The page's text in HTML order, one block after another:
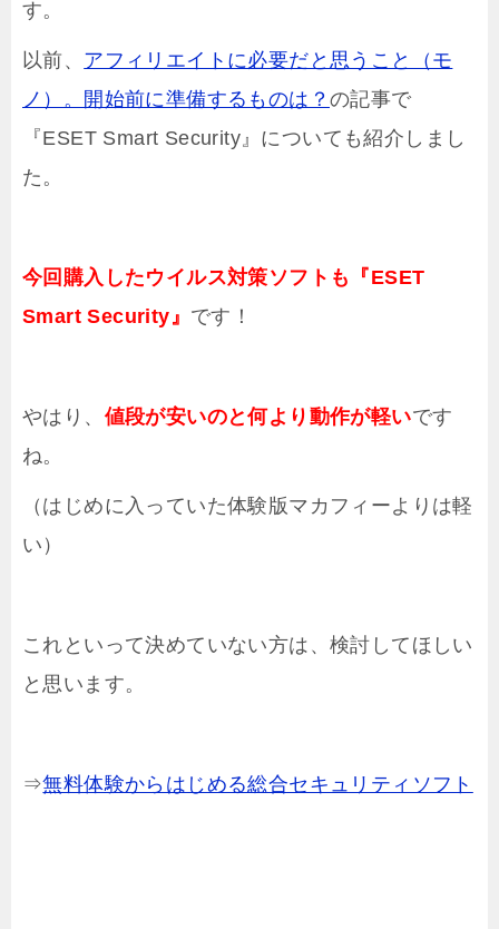
す。
以前、 アフィリエイトに必要だと思うこと（モ
ノ）。開始前に準備するものは？ の記事で
『ESET Smart Security』についても紹介しまし
た。
今回購入したウイルス対策ソフトも『ESET
Smart Security』 です！
やはり、 値段が安いのと何より動作が軽いです
ね。
（はじめに入っていた体験版マカフィーよりは軽
い）
これといって決めていない方は、検討してほしい
と思います。
⇒無料体験からはじめる総合セキュリティソフト